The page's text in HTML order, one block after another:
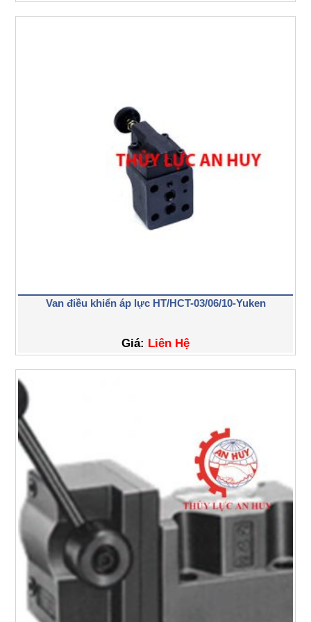
Van điều khiển áp lực HT/HCT-03/06/10-Yuken
Giá: Liên Hệ